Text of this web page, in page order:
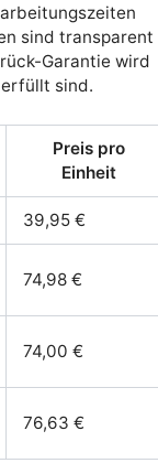
sind transparent
Garantie wird
sind.
Preis pro
Einheit
39,95 €
74,98 €
74,00 €
76,63 €